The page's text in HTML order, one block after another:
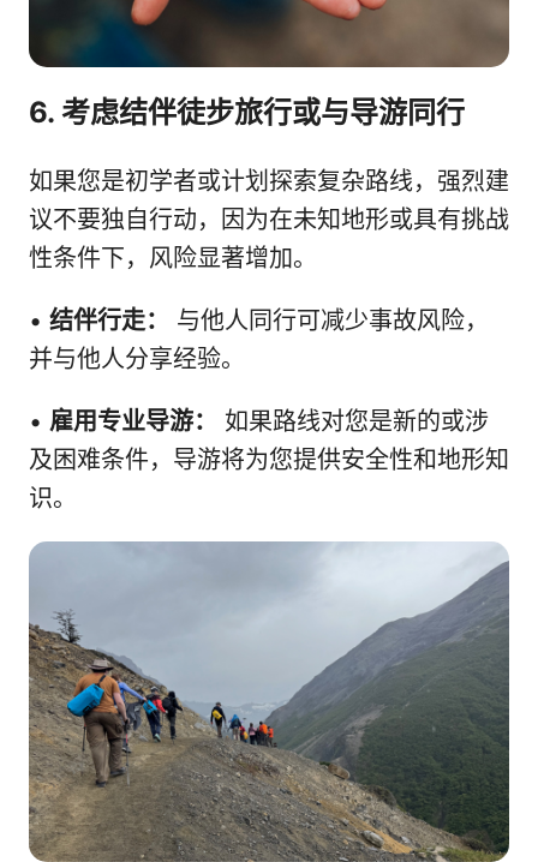
6. 考虑结伴徒步旅行或与导游同行
如果您是初学者或计划探索复杂路线，强烈建
议不要独自行动，因为在未知地形或具有挑战
性条件下，风险显著增加。
• 结伴行走：
与他人同行可减少事故风险，
并与他人分享经验。
• 雇用专业导游：
如果路线对您是新的或涉
及困难条件，导游将为您提供安全性和地形知
识。